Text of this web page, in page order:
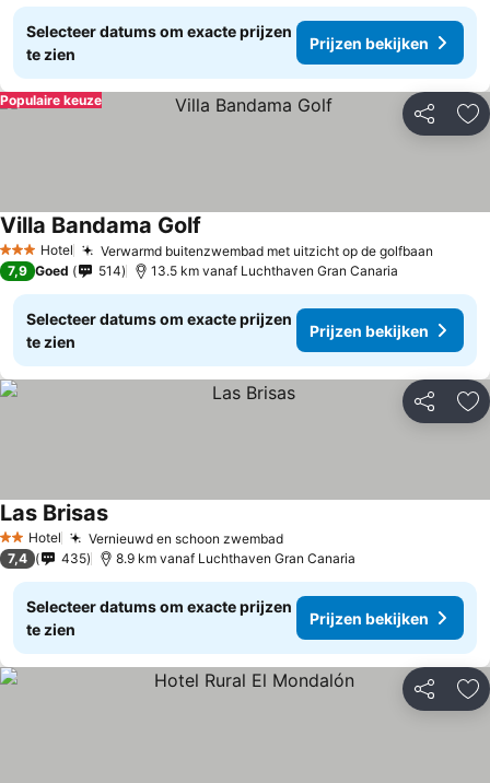
Selecteer datums om exacte prijzen
te zien
Prijzen bekijken
Delen
Populaire keuze
3 SterrenHotel Verwarmd buitenzwembad met uitzicht op de golfbaan
Villa Bandama Golf
7,9 Goed 514 13.5 km vanaf Luchthaven Gran Canaria
Selecteer datums om exacte prijzen
te zien
Prijzen bekijken
Delen
2 Sterren
Hotel Vernieuwd en schoon zwembadPrijzen bekijken
Las BrisasPrijzen bekijken
7,4 435 8.9 km vanaf Luchthaven Gran Canaria
Selecteer datums om exacte prijzen
te zien
Prijzen bekijken
Delen